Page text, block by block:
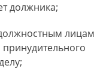
должника;
лицам